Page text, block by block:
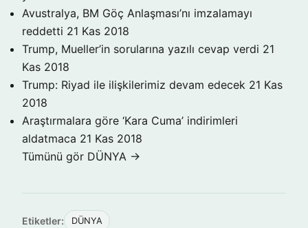
Avustralya, BM Göç Anlaşması’nı imzalamayı
reddetti 21 Kas 2018
Trump, Mueller’in sorularına yazılı cevap verdi 21
Kas 2018
Trump: Riyad ile ilişkilerimiz devam edecek 21 Kas
2018
Araştırmalara göre ‘Kara Cuma’ indirimleri
aldatmaca 21 Kas 2018
Tümünü gör DÜNYA →
Etiketler: DÜNYA